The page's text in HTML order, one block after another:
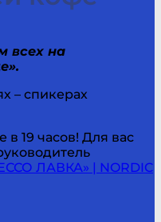
всех на
– спикерах
19 часов! Для вас
ЛАВКА» | NORDIC